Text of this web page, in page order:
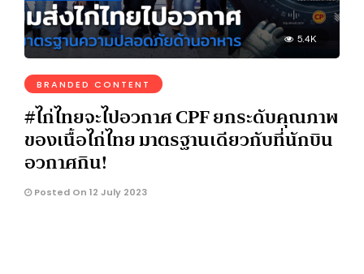
5.4K
BRANDED CONTENT
#ไก่ไทยจะไปอวกาศ CPF ยกระดับคุณภาพ
ของเนื้อไก่ไทย มาตรฐานเดียวกับที่นักบิน
อวกาศกิน!
Posted On 12 July 2023